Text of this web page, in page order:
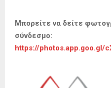
Μπορείτε να δείτε
σύνδεσμο:
https://photos.app.goo.gl/